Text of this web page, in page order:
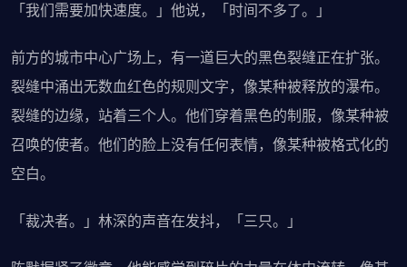
「我们需要加快速度。」他说，「时间不多了。」
前方的城市中心广场上，有一道巨大的黑色裂缝正在扩张。
裂缝中涌出无数血红色的规则文字，像某种被释放的瀑布。
裂缝的边缘，站着三个人。他们穿着黑色的制服，像某种被
召唤的使者。他们的脸上没有任何表情，像某种被格式化的
空白。
「裁决者。」林深的声音在发抖，「三只。」